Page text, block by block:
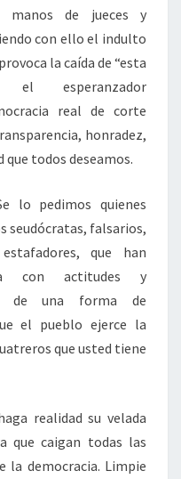
manos de jueces y
con ello el indulto
la caída de “esta
el esperanzador
real de corte
honradez,
todos deseamos.
lo pedimos quienes
seudócratas, falsarios,
que han
con actitudes y
de una forma de
el pueblo ejerce la
que usted tiene
realidad su velada
que caigan todas las
la democracia. Limpie